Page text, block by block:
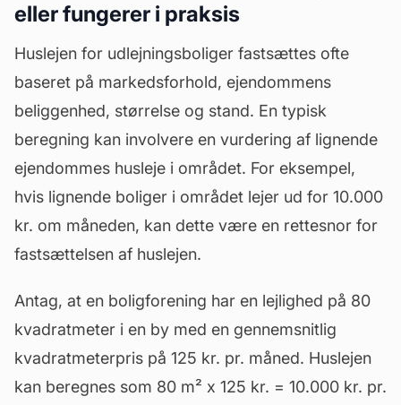
eller fungerer i praksis
Huslejen for udlejningsboliger fastsættes ofte
baseret på markedsforhold, ejendommens
beliggenhed, størrelse og stand. En typisk
beregning kan involvere en vurdering af lignende
ejendommes husleje i området. For eksempel,
hvis lignende boliger i området lejer ud for 10.000
kr. om måneden, kan dette være en rettesnor for
fastsættelsen af huslejen.
Antag, at en boligforening har en lejlighed på 80
kvadratmeter i en by med en gennemsnitlig
kvadratmeterpris på 125 kr. pr. måned. Huslejen
kan beregnes som 80 m² x 125 kr. = 10.000 kr. pr.